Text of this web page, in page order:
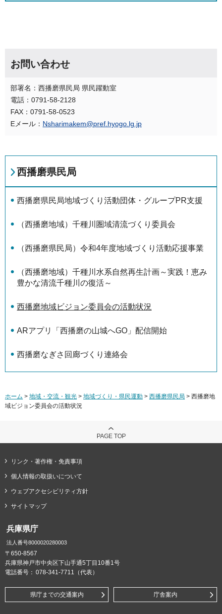
お問い合わせ
部署名：西播磨県民局 県民躍動室
電話：0791-58-2128
FAX：0791-58-0523
Eメール： Nsharimakem@pref.hyogo.lg.jp
西播磨県民局
西播磨県民局地域づくり活動団体・グループPR支援
（西播磨地域）千種川圏域清流づくり委員会
（西播磨県民局）令和4年度地域づくり活動応援事業
（西播磨地域）千種川水系自然再生計画～実践！恵み
豊かな清流千種川の復活～
西播磨地域ビジョン委員会の活動状況
ARアプリ「西播磨の山城へGO」配信開始
西播磨なぎさ回廊づくり連絡会
ホーム > 地域・交流・観光 > 地域づくり・県民運動 > 西播磨県民局 > 西播磨地
域ビジョン委員会の活動状況
PAGE TOP
リンク・著作権・免責事項
個人情報の取扱いについて
ウェブアクセシビリティ方針
サイトマップ
兵庫県庁
法人番号8000020280003
〒650-8567
兵庫県神戸市中央区下山手通5丁目10番1号
電話番号： 078-341-7711（代表）
県庁までの交通案内 庁舎案内